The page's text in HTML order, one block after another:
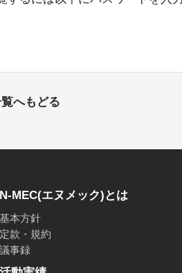
へもどる
N-MEC(エヌメック)とは
基本方針
定款・規約
議事録